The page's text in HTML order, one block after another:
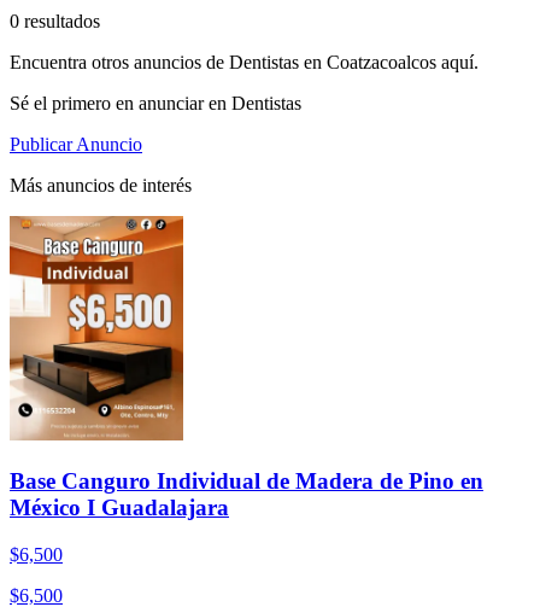
0 resultados
Encuentra otros anuncios de Dentistas en Coatzacoalcos aquí.
Sé el primero en anunciar en Dentistas
Publicar Anuncio
Más anuncios de interés
Base Canguro Individual de Madera de Pino en
México I Guadalajara
$6,500
$6,500